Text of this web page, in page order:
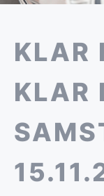
KLAR
KLAR